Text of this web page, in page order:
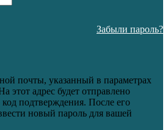
Забыли пароль?
почты, указанный в параметрах
этот адрес будет отправлено
подтверждения. После его
новый пароль для вашей